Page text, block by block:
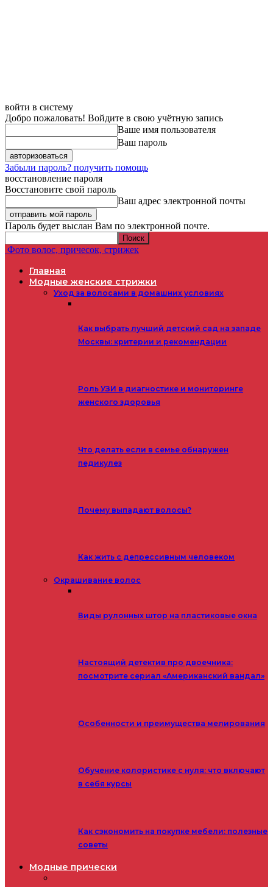
войти в систему
Добро пожаловать! Войдите в свою учётную запись
Ваше имя пользователя
Ваш пароль
Забыли пароль? получить помощь
восстановление пароля
Восстановите свой пароль
Ваш адрес электронной почты
Пароль будет выслан Вам по электронной почте.
Фото волос, причесок, стрижек
Главная
Модные женские стрижки
Уход за волосами в домашних условиях
Как выбрать лучший детский сад на западе
Москвы: критерии и рекомендации
Роль УЗИ в диагностике и мониторинге
женского здоровья
Что делать если в семье обнаружен
педикулез
Почему выпадают волосы?
Как жить с депрессивным человеком
Окрашивание волос
Виды рулонных штор на пластиковые окна
Настоящий детектив про двоечника:
посмотрите сериал «Американский вандал»
Особенности и преимущества мелирования
Обучение колористике с нуля: что включают
в себя курсы
Как сэкономить на покупке мебели: полезные
советы
Модные прически